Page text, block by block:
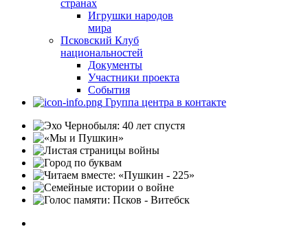
странах
Игрушки народов
мира
Псковский Клуб
национальностей
Документы
Участники проекта
События
Группа центра в контакте